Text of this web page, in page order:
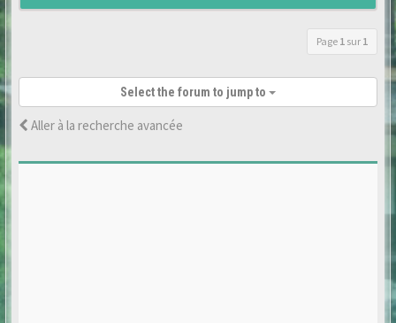
Page 1 sur 1
Select the forum to jump to
Aller à la recherche avancée